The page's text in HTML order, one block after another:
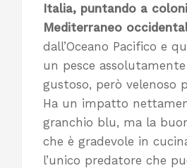
Italia, puntando a
Mediterraneo
dall’Oceano Pacifico e
un pesce
gustoso, però velenoso
Ha un impatto
granchio blu, ma la
che è gradevole in
l’unico predatore che